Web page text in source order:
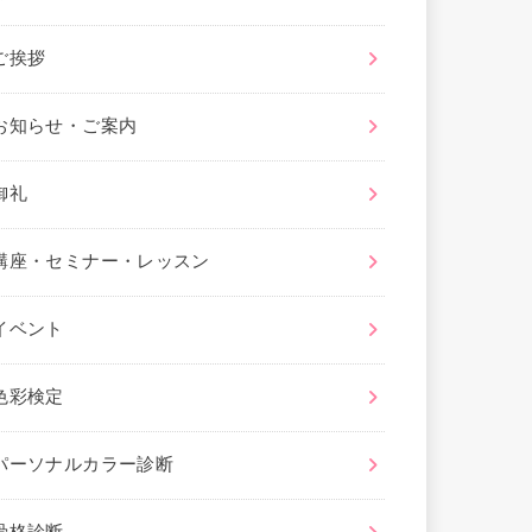
挨拶
知らせ・ご案内
礼
座・セミナー・レッスン
ベント
彩検定
ーソナルカラー診断